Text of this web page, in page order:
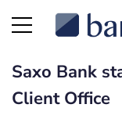
Saxo Bank
Client Office